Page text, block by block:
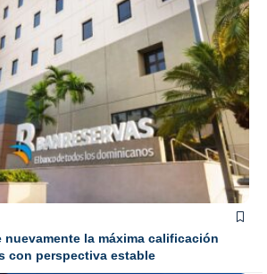
nuevamente la máxima calificación
con perspectiva estable